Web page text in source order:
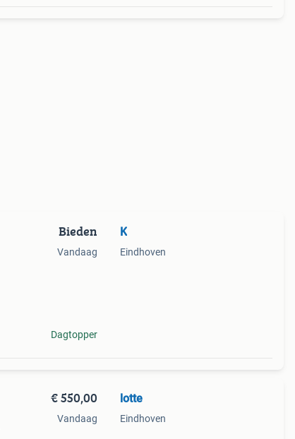
Bieden
Vandaag
Dagtopper
K
Eindhoven
€ 550,00
Vandaag
lotte
Eindhoven